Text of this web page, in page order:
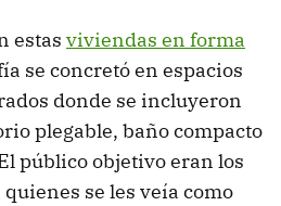
estas viviendas en forma
se concretó en espacios
donde se incluyeron
plegable, baño compacto
público objetivo eran los
se les veía como